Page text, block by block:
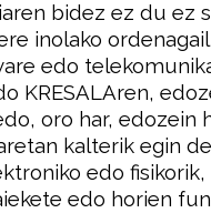
bidez ez du ez
inolako
edo
KRESALAren,
oro har,
kalterik egin
edo
edo horien